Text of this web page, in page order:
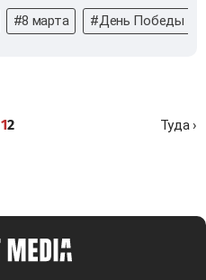
#8 марта #День Победы
12 Туда ›